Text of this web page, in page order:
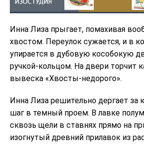
Инна Лиза прыгает, помахивая
хвостом. Переулок сужается, и в
упирается в дубовую кособокую
ручкой-кольцом. На двери торчит
вывеска «Хвосты-недорого».
Инна Лиза решительно дергает за
шаг в темный проем. В лавке
сквозь щели в ставнях прямо на
изогнутый древний прилавок из